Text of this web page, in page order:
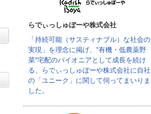
らでぃっしゅぼーや株式会社
「持続可能（サスティナブル）な社会の
実現」を理念に掲げ、"有機・低農薬野
菜″宅配のパイオニアとして成長を続け
る、らでぃっしゅぼーや株式会社に自社
の「ユニーク」に関して伺ってまいりま
した。